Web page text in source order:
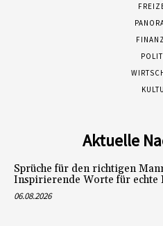
Aktuelle
Sprüche für den richtigen
Inspirierende Worte für echte
06.08.2026